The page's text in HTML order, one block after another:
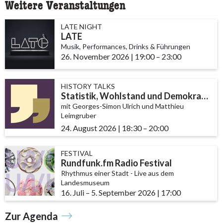
Weitere Veranstaltungen
LATE NIGHT
LATE
Musik, Performances, Drinks & Führungen
26. November 2026 | 19:00– 23:00
HISTORY TALKS
Statistik, Wohlstand und Demokratie
mit Georges-Simon Ulrich und Matthieu
Leimgruber
24. August 2026 | 18:30accessibility.time_to
– 20:00
FESTIVAL
Rundfunk.fm Radio Festival
Rhythmus einer Stadt - Live aus dem
Landesmuseum
16. Juli accessibility.time_to
– 5. September 2026 | 17:00
Zur Agenda